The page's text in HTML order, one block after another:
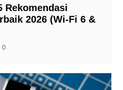
Rekomendasi
2026 (Wi-Fi 6 &
0